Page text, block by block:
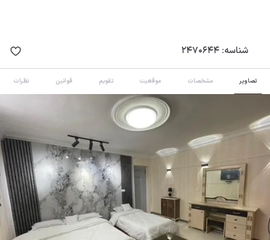
شناسه: 2470644
تصاویر مشخصات موقعیت تقویم قوانین نظرات